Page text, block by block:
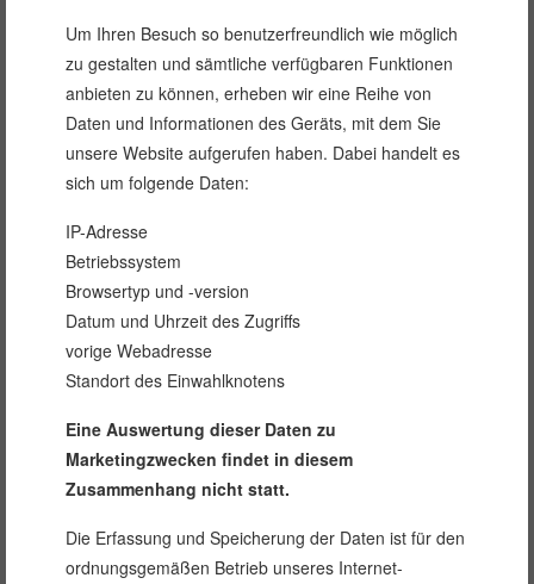
Um Ihren Besuch so benutzerfreundlich wie möglich
zu gestalten und sämtliche verfügbaren Funktionen
anbieten zu können, erheben wir eine Reihe von
Daten und Informationen des Geräts, mit dem Sie
unsere Website aufgerufen haben. Dabei handelt es
sich um folgende Daten:
IP-Adresse
Betriebssystem
Browsertyp und -version
Datum und Uhrzeit des Zugriffs
vorige Webadresse
Standort des Einwahlknotens
Eine Auswertung dieser Daten zu
Marketingzwecken findet in diesem
Zusammenhang nicht statt.
Die Erfassung und Speicherung der Daten ist für den
ordnungsgemäßen Betrieb unseres Internet-